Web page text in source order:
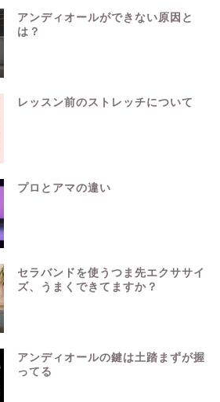
アンディオールができない原因と
は？
レッスン前のストレッチについて
プロとアマの違い
セラバンドを使うつま先エクササイ
ズ、うまくできてますか？
アンディオールの鍵は土踏まずが握
ってる